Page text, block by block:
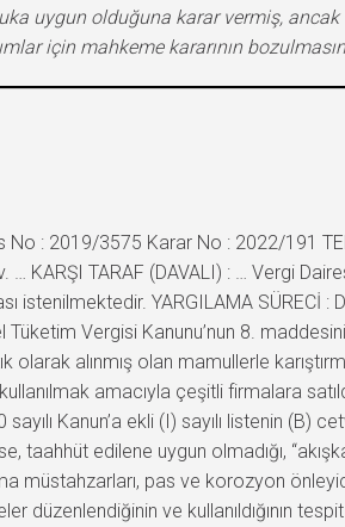
uygun olduğuna karar vermiş, ancak
için mahkeme kararının
No : 2019/3575 Karar No : 2022/191
KARŞI TARAF (DAVALI) : … Vergi
istenilmektedir. YARGILAMA
Tüketim Vergisi Kanunu’nun 8.
olarak alınmış olan mamullerle
amacıyla çeşitli firmalara
Kanun’a ekli (I) sayılı listenin (B)
taahhüt edilene uygun olmadığı,
pas ve korozyon
düzenlendiğinin ve kullanıldığının